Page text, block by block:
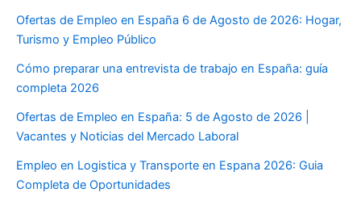
Ofertas de Empleo en España 6 de Agosto de 2026: Hogar,
Turismo y Empleo Público
Cómo preparar una entrevista de trabajo en España: guía
completa 2026
Ofertas de Empleo en España: 5 de Agosto de 2026 |
Vacantes y Noticias del Mercado Laboral
Empleo en Logistica y Transporte en Espana 2026: Guia
Completa de Oportunidades